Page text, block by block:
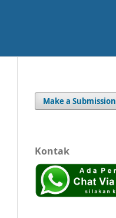
Make a Submission
Kontak